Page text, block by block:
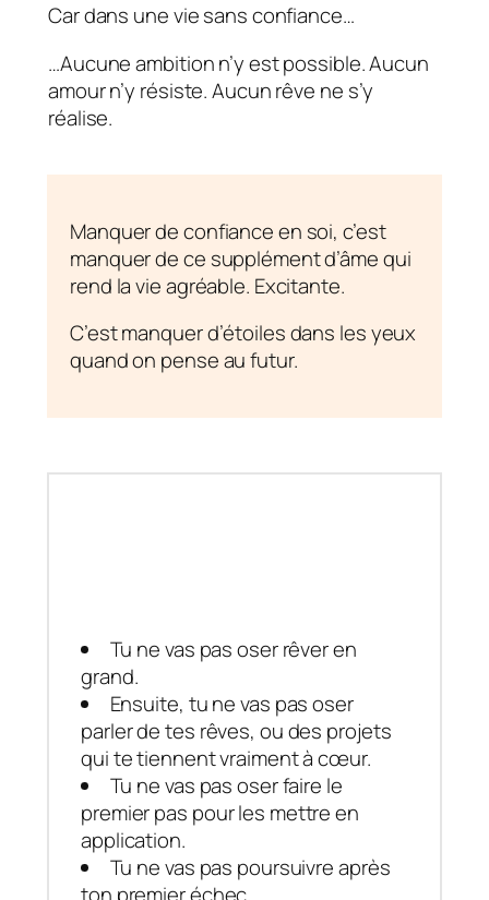
Car dans une vie sans confiance…
…Aucune ambition n’y est possible. Aucun
amour n’y résiste. Aucun rêve ne s’y
réalise.
Manquer de confiance en soi, c’est
manquer de ce supplément d’âme qui
rend la vie agréable. Excitante.
C’est manquer d’étoiles dans les yeux
quand on pense au futur.
Tu ne vas pas oser rêver en
grand.
Ensuite, tu ne vas pas oser
parler de tes rêves, ou des projets
qui te tiennent vraiment à cœur.
Tu ne vas pas oser faire le
premier pas pour les mettre en
application.
Tu ne vas pas poursuivre après
ton premier échec.